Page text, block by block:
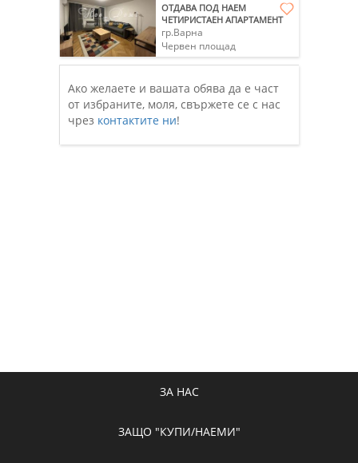
ОТДАВА ПОД НАЕМ
ЧЕТИРИСТАЕН АПАРТАМЕНТ
гр.Варна
Червен площад
Ако желаете и вашата обява да е част
от избраните, моля, свържете се с нас
чрез контактите ни!
ЗА НАС
ЗАЩО "КУПИ/НАЕМИ"